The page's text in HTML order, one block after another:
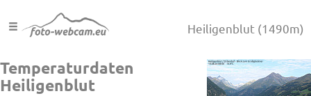
Heiligenblut (1490m)
Temperaturdaten
Heiligenblut